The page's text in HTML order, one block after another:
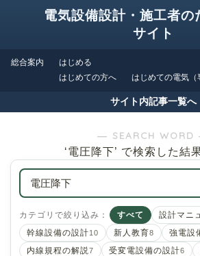
電気設備設計・施工者の
サイト
総合案内
はじめる
はじめての方へ
はじめての電気（
サイト内記事一覧へ
― SEARCH
‘電圧降下’ で検索した結
カテゴリで絞り込み： すべて 設計マニ
幹線設備の設計10 新人教育8 強電設
内線規程の解説7 受変電設備の設計6